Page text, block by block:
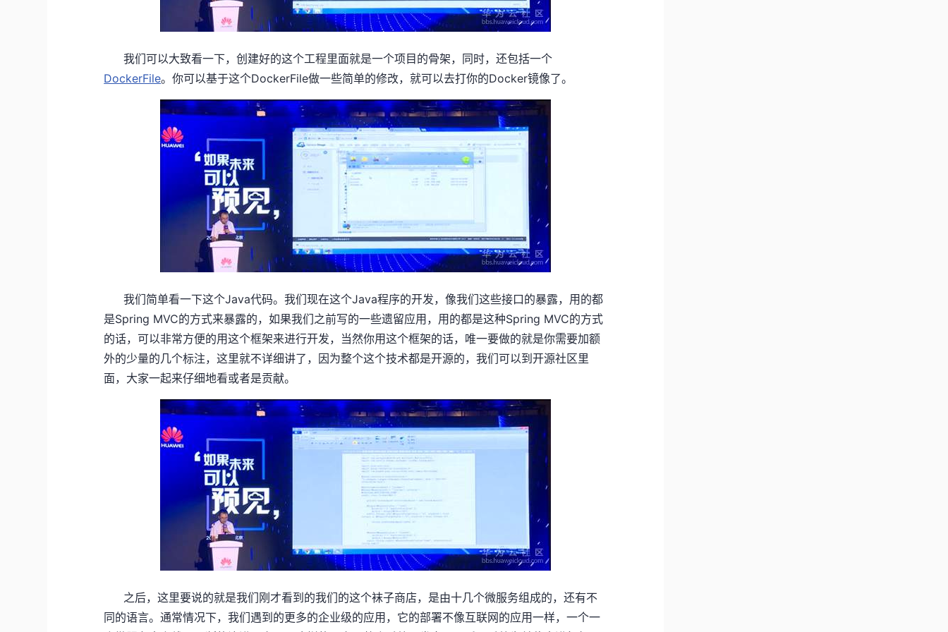
我们可以大致看一下，创建好的这个工程里面就是一个项目的骨架，同时，还包括一个
DockerFile。你可以基于这个DockerFile做一些简单的修改，就可以去打你的Docker镜像了。
我们简单看一下这个Java代码。我们现在这个Java程序的开发，像我们这些接口的暴露，用的都
是Spring MVC的方式来暴露的，如果我们之前写的一些遗留应用，用的都是这种Spring MVC的方式
的话，可以非常方便的用这个框架来进行开发，当然你用这个框架的话，唯一要做的就是你需要加额
外的少量的几个标注，这里就不详细讲了，因为整个这个技术都是开源的，我们可以到开源社区里
面，大家一起来仔细地看或者是贡献。
之后，这里要说的就是我们刚才看到的我们的这个袜子商店，是由十几个微服务组成的，还有不
同的语言。通常情况下，我们遇到的更多的企业级的应用，它的部署不像互联网的应用一样，一个一